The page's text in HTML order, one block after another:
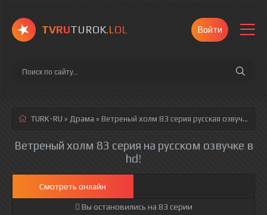
TVRUTUROK.LOL Войти
TURK-RU » Драма » Ветреный холм 83 серия русская озвучка полностью смотреть онлайн!
Ветреный холм 83 серия на русском озвучке в
hd!
Смотреть онлайн
Вы остановились на 83 серии